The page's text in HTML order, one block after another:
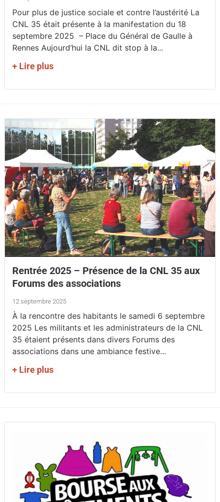
Pour plus de justice sociale et contre l’austérité La
CNL 35 était présente à la manifestation du 18
septembre 2025 – Place du Général de Gaulle à
Rennes Aujourd’hui la CNL dit stop à la...
+ Lire plus
Rentrée 2025 – Présence de la CNL 35 aux
Forums des associations
12 septembre 2025
À la rencontre des habitants le samedi 6 septembre
2025 Les militants et les administrateurs de la CNL
35 étaient présents dans divers Forums des
associations dans une ambiance festive...
+ Lire plus